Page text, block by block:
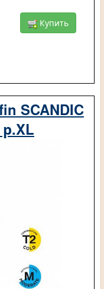
Купить
SCANDIC